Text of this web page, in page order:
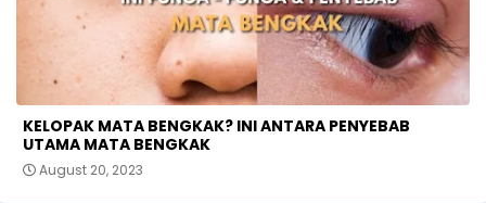
KELOPAK MATA BENGKAK? INI ANTARA PENYEBAB
UTAMA MATA BENGKAK
August 20, 2023